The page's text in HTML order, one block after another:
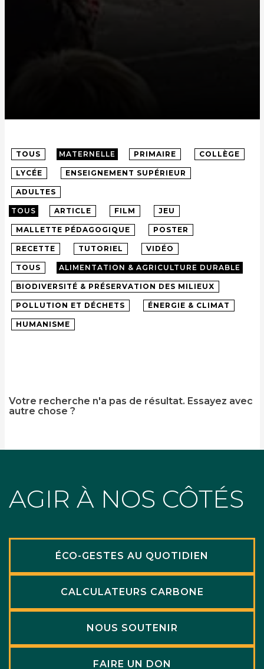
TOUS MATERNELLE PRIMAIRE COLLÈGE
LYCÉE ENSEIGNEMENT SUPÉRIEUR
ADULTES
TOUS ARTICLE FILM JEU
MALLETTE PÉDAGOGIQUE POSTER
RECETTE TUTORIEL VIDÉO
TOUS ALIMENTATION & AGRICULTURE DURABLE
BIODIVERSITÉ & PRÉSERVATION DES MILIEUX
POLLUTION ET DÉCHETS ÉNERGIE & CLIMAT
HUMANISME
Votre recherche n'a pas de résultat. Essayez avec
autre chose ?
AGIR À NOS CÔTÉS
ÉCO-GESTES AU QUOTIDIEN
CALCULATEURS CARBONE
NOUS SOUTENIR
FAIRE UN DON